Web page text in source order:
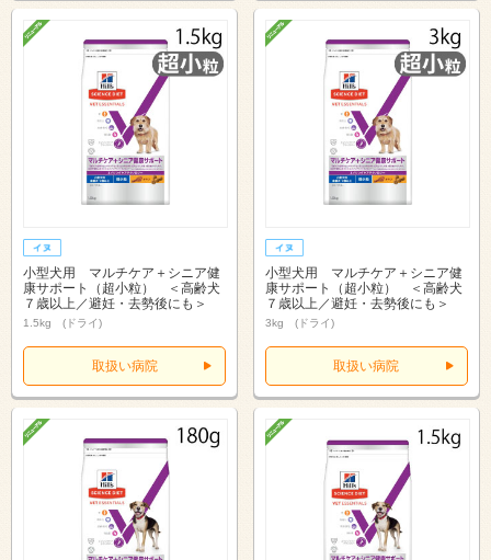
小型犬用 マルチケア＋シニア健
康サポート（超小粒） ＜高齢犬
７歳以上／避妊・去勢後にも＞
1.5kg (ドライ)
取扱い病院
小型犬用 マルチケア＋シニア健
康サポート（超小粒） ＜高齢犬
７歳以上／避妊・去勢後にも＞
3kg (ドライ)
取扱い病院